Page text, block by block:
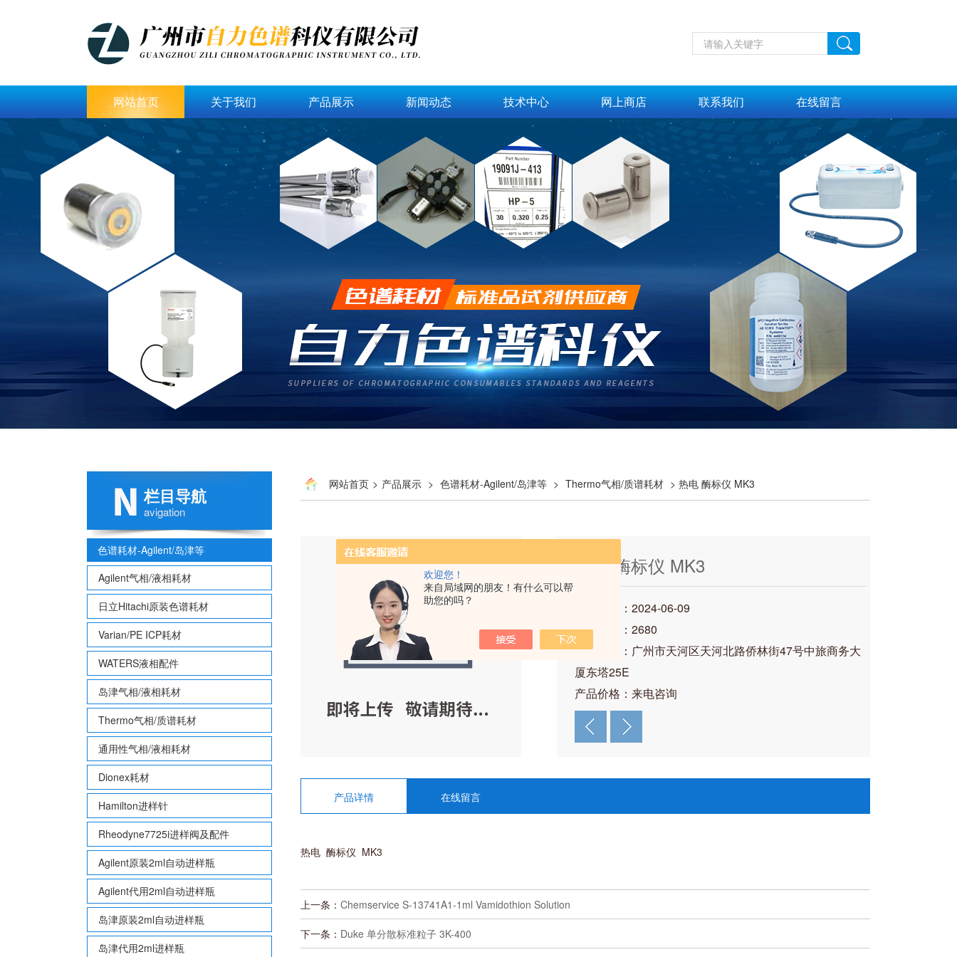
欢迎您！
来自局域网的朋友！有什么可以帮
助您的吗？
网站首页 关于我们 产品展示 新闻动态 技术中心 网上商店 联系我们 在线留言
栏目导航
avigation
色谱耗材-Agilent/岛津等
Agilent气相/液相耗材
日立Hitachi原装色谱耗材
Varian/PE ICP耗材
WATERS液相配件
岛津气相/液相耗材
Thermo气相/质谱耗材
通用性气相/液相耗材
Dionex耗材
Hamilton进样针
Rheodyne7725i进样阀及配件
Agilent原装2ml自动进样瓶
Agilent代用2ml自动进样瓶
岛津原装2ml自动进样瓶
岛津代用2ml进样瓶
网站首页 > 产品展示 > 色谱耗材-Agilent/岛津等 > Thermo气相/质谱耗材 > 热电 酶标仪 MK3
热电 酶标仪 MK3
发布时间：2024-06-09
访问次数：2680
公司地址：广州市天河区天河北路侨林街47号中旅商务大
厦东塔25E
产品价格：来电咨询
产品详情 在线留言
热电 酶标仪 MK3
上一条： Chemservice S-13741A1-1ml Vamidothion Solution
下一条： Duke 单分散标准粒子 3K-400